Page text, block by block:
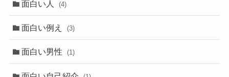
面白い人 (4)
面白い例え (3)
面白い男性 (1)